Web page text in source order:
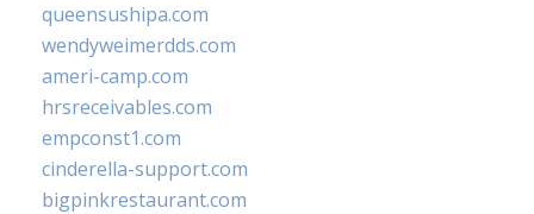
queensushipa.com
wendyweimerdds.com
ameri-camp.com
hrsreceivables.com
empconst1.com
cinderella-support.com
bigpinkrestaurant.com